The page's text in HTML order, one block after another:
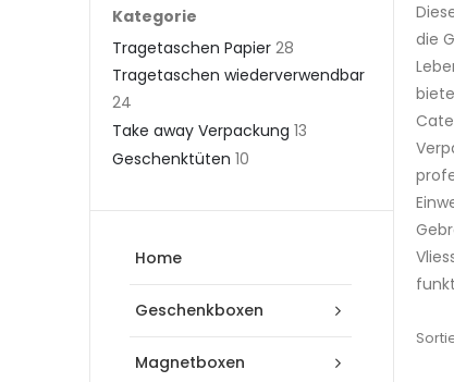
die
Kategorie
Tragetaschen Papier 28
Tragetaschen wiederverwendbar
24
Take away Verpackung 13
Geschenktüten 10
Home
Geschenkboxen
Magnetboxen